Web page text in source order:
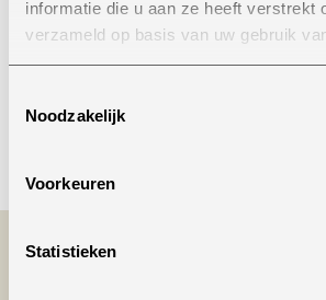
informatie die u aan ze heeft verstrekt
verzameld op basis van uw gebruik
Noodzakelijk
Voorkeuren
Statistieken
Onze winkel in
Bekijk openingstijden